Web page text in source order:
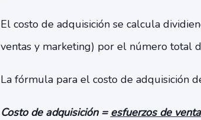
El costo de adquisición se calcula
ventas y marketing) por el número total
La fórmula para el costo de adquisición
Costo de adquisición =esfuerzos de